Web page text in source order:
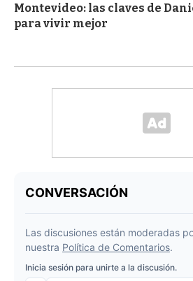
Montevideo: las claves de
para vivir mejor